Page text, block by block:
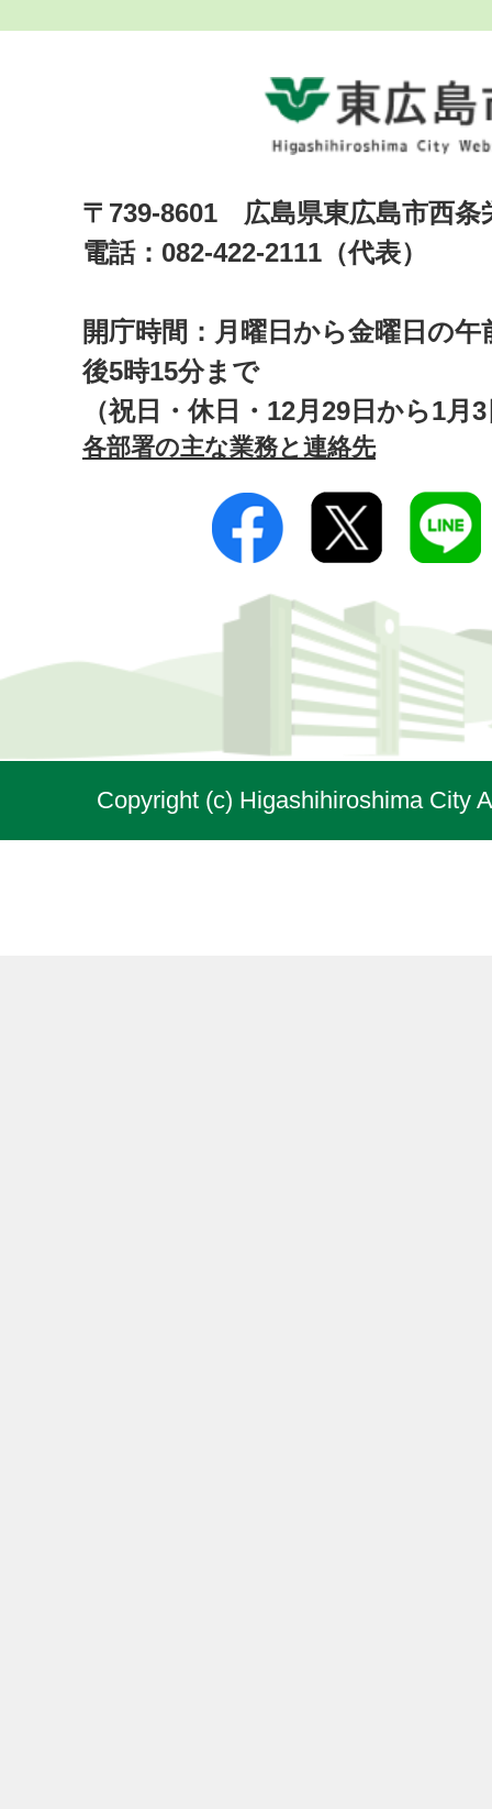
〒739-8601 広島県東広島市西
電話：082-422-2111（代表）
開庁時間：月曜日から金曜日の午
後5時15分まで
（祝日・休日・12月29日から1月
各部署の主な業務と連絡先
Copyright (c) Higashihiroshima City